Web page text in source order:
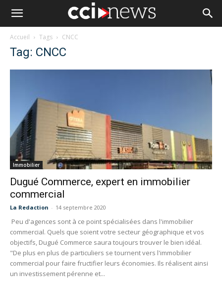
Accueil Tags CNCC
Tag: CNCC
Immobilier
Dugué Commerce, expert en immobilier
commercial
La Redaction - 14 septembre 2020
Peu d'agences sont à ce point spécialisées dans l'immobilier
commercial. Quels que soient votre secteur géographique et vos
objectifs, Dugué Commerce saura toujours trouver le bien idéal.
"De plus en plus de particuliers se tournent vers l'immobilier
commercial pour faire fructifier leurs économies. Ils réalisent ainsi
un investissement pérenne et...